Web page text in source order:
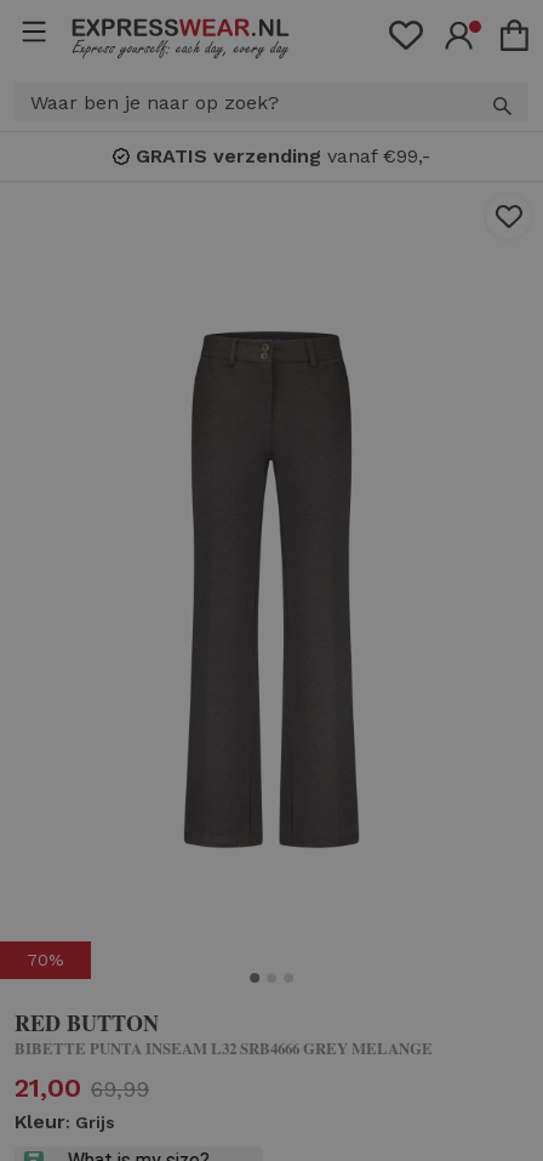
GRATIS verzending vanaf €99,-
70%
RED BUTTON
BIBETTE PUNTA INSEAM L32 SRB4666 GREY MELANGE
21,00 69,99
Kleur: Grijs